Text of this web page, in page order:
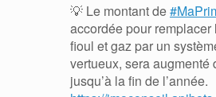
💡 Le montant de
accordée pour remplacer
fioul et gaz par un
vertueux, sera augmenté
jusqu’à la fin de l’année.